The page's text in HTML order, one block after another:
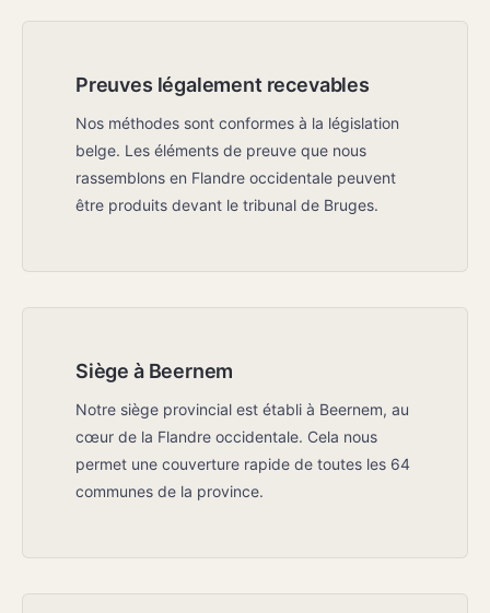
Preuves légalement recevables
Nos méthodes sont conformes à la législation
belge. Les éléments de preuve que nous
rassemblons en Flandre occidentale peuvent
être produits devant le tribunal de Bruges.
Siège à Beernem
Notre siège provincial est établi à Beernem, au
cœur de la Flandre occidentale. Cela nous
permet une couverture rapide de toutes les 64
communes de la province.